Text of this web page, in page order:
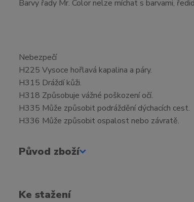
Barvy řady Mr. Color nelze míchat s barvami,
Nebezpečí
H225 Vysoce hořlavá kapalina a páry.
H315 Dráždí kůži.
H318 Způsobuje vážné poškození očí.
H335 Může způsobit podráždění dýchacích cest.
H336 Může způsobit ospalost nebo závratě.
Původ zboží
Ke stažení